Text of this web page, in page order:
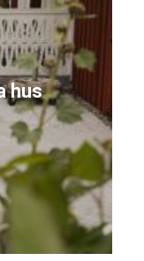
hus